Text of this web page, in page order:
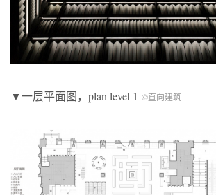
▼一层平面图，plan level 1 ©直向建筑